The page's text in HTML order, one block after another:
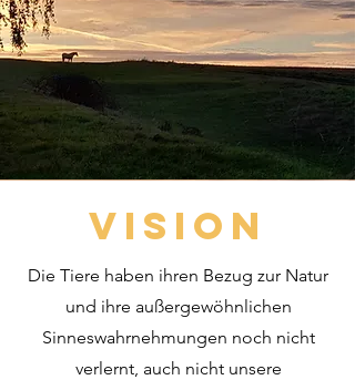
Vision
Die Tiere haben ihren Bezug zur Natur
und ihre außergewöhnlichen
Sinneswahrnehmungen noch nicht
verlernt, auch nicht unsere